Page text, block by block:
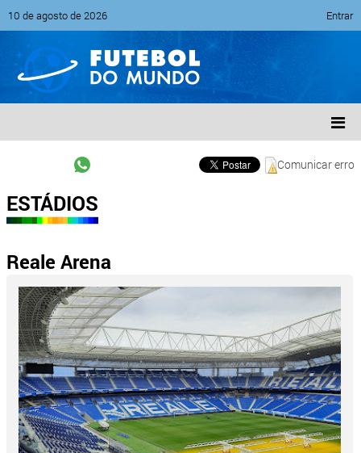
10 de agosto de 2026 Entrar
Comunicar erro
ESTÁDIOS
Reale Arena